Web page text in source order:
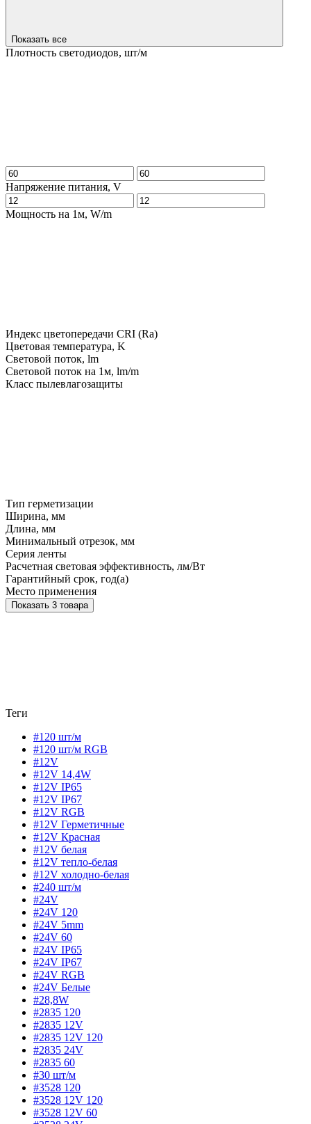
Показать все
Плотность светодиодов, шт/м
Напряжение питания, V
Мощность на 1м, W/m
Индекс цветопередачи CRI (Ra)
Цветовая температура, K
Световой поток, lm
Световой поток на 1м, lm/m
Класс пылевлагозащиты
Тип герметизации
Ширина, мм
Длина, мм
Минимальный отрезок, мм
Серия ленты
Расчетная световая эффективность, лм/Вт
Гарантийный срок, год(а)
Место применения
Показать 3 товара
Теги
#120 шт/м
#120 шт/м RGB
#12V
#12V 14,4W
#12V IP65
#12V IP67
#12V RGB
#12V Герметичные
#12V Красная
#12V белая
#12V тепло-белая
#12V холодно-белая
#240 шт/м
#24V
#24V 120
#24V 5mm
#24V 60
#24V IP65
#24V IP67
#24V RGB
#24V Белые
#28,8W
#2835 120
#2835 12V
#2835 12V 120
#2835 24V
#2835 60
#30 шт/м
#3528 120
#3528 12V 120
#3528 12V 60